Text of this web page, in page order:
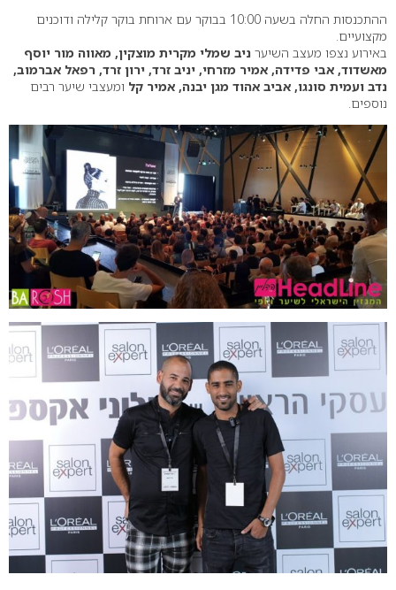
ההתכנסות החלה בשעה 10:00 בבוקר עם ארוחת בוקר קלילה ודוכנים
מקצועיים.
באירוע נצפו מעצב השיער ניב שמלי מקרית מוצקין, מאווה מור יוסף
מאשדוד, אבי פדידה, אמיר מזרחי, יניב זרד, ירון זרד, רפאל אברמוב,
נדב ועמית סונגו, אביב אהוד מגן יבנה, אמיר קל ומעצבי שיער רבים
נוספים.